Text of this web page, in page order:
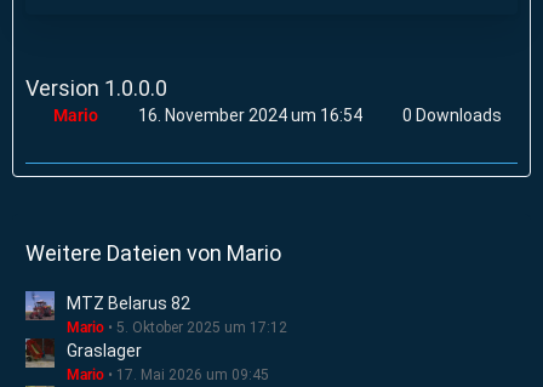
Version 1.0.0.0
Mario 16. November 2024 um 16:54 0 Downloads
Weitere Dateien von Mario
MTZ Belarus 82
Mario 5. Oktober 2025 um 17:12
Graslager
Mario 17. Mai 2026 um 09:45